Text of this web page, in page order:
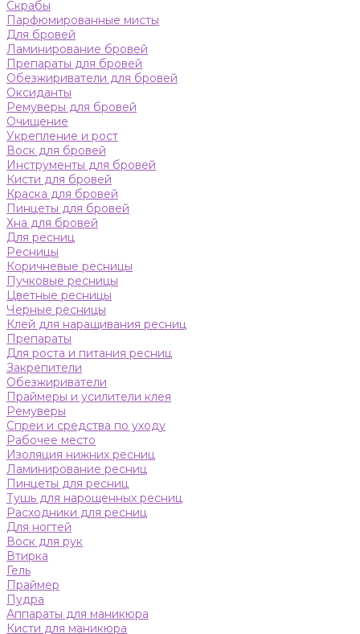
Скрабы
Парфюмированные мисты
Для бровей
Ламинирование бровей
Препараты для бровей
Обезжириватели для бровей
Оксиданты
Ремуверы для бровей
Очищение
Укрепление и рост
Воск для бровей
Инструменты для бровей
Кисти для бровей
Краска для бровей
Пинцеты для бровей
Хна для бровей
Для ресниц
Ресницы
Коричневые ресницы
Пучковые ресницы
Цветные ресницы
Черные ресницы
Клей для наращивания ресниц
Препараты
Для роста и питания ресниц
Закрепители
Обезжириватели
Праймеры и усилители клея
Ремуверы
Спреи и средства по уходу
Рабочее место
Изоляция нижних ресниц
Ламинирование ресниц
Пинцеты для ресниц
Тушь для нарощенных ресниц
Расходники для ресниц
Для ногтей
Воск для рук
Втирка
Гель
Праймер
Пудра
Аппараты для маникюра
Кисти для маникюра